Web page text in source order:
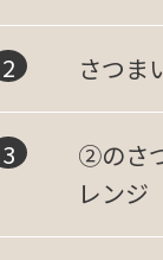
さつま
②のさ
レンジ